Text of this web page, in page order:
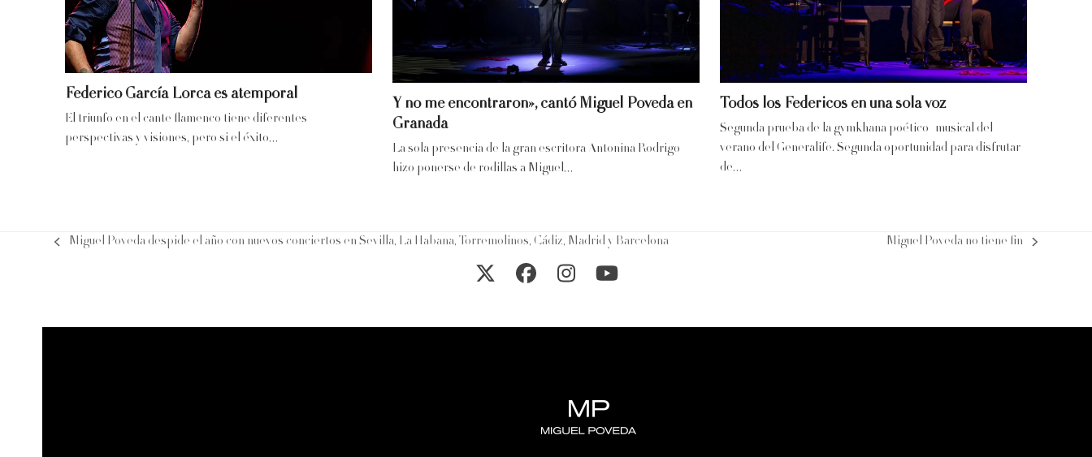
Federico García Lorca es atemporal
El triunfo en el cante flamenco tiene diferentes
perspectivas y visiones, pero si el éxito…
Y no me encontraron», cantó Miguel Poveda en
Granada
La sola presencia de la gran escritora Antonina Rodrigo
hizo ponerse de rodillas a Miguel…
Todos los Federicos en una sola voz
Segunda prueba de la gymkhana poético–musical del
verano del Generalife. Segunda oportunidad para disfrutar
de…
previous
Miguel Poveda despide el año con nuevos conciertos en Sevilla, La Habana, Torremolinos, Cádiz, Madrid y Barcelona
next
Miguel Poveda no tiene fin
TwitterFacebookInstagram
YouTube